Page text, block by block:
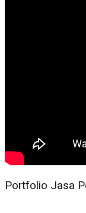
Portfolio Jasa